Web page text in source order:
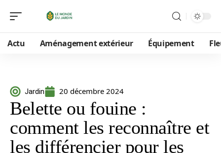
Actu Aménagement extérieur Équipement
Jardin 20 décembre 2024
Belette ou fouine :
comment les reconnaître et
les différencier pour les